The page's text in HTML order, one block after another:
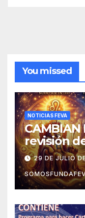
You missed
NOTICIAS FEVA
CAMBIAN
revisión
29 DE JULIO